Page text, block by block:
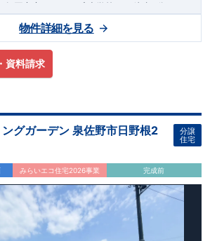
・亀岡市立つつじヶ丘小学校まで徒歩9分 ​・亀
で徒歩12分​​〇この物件のおすすめ
チレス水栓付きで、デザイン性・機能性共に
イレはタンクレストイレで、スタイリッシ
がスムーズなパントリー。​・土間収納に
ズ等様々な物を収納する事が出来ます！​・
クローゼットには、衣類等たっぷり収納が
にご連絡ください！
394-5350 ​定休日：火・水・年末年始な
bukken/84975048/
資料請求
物件詳細を見る
グガーデン 泉佐野市日野根2
分譲
住宅
みらいエコ住宅2026事業 完成前